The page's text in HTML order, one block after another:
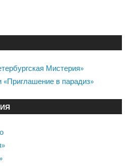
Мистерия»
в парадиз»